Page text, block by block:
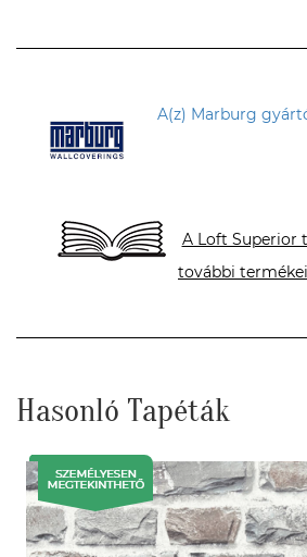
A(z) Marburg
A Loft Superior
további termékei
Hasonló Tapéták